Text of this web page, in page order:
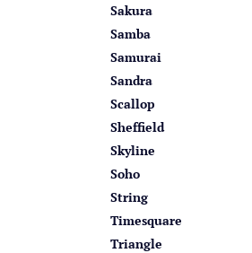
Sakura
Samba
Samurai
Sandra
Scallop
Sheffield
Skyline
Soho
String
Timesquare
Triangle